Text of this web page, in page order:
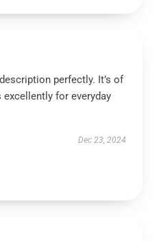
perfectly. It’s of
for everyday
Dec 23, 2024